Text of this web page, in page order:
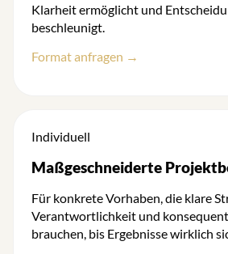
Klarheit ermöglicht und
beschleunigt.
Format anfragen →
Individuell
Maßgeschneiderte
Für konkrete Vorhaben, die klare
Verantwortlichkeit und
brauchen, bis Ergebnisse wirklich